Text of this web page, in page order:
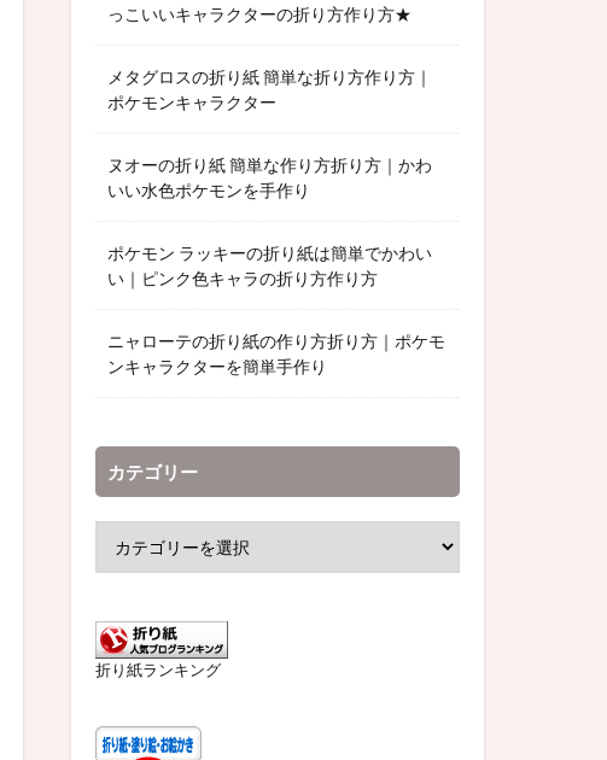
っこいいキャラクターの折り方作り方★
メタグロスの折り紙 簡単な折り方作り方｜
ポケモンキャラクター
ヌオーの折り紙 簡単な作り方折り方｜かわ
いい水色ポケモンを手作り
ポケモン ラッキーの折り紙は簡単でかわい
い｜ピンク色キャラの折り方作り方
ニャローテの折り紙の作り方折り方｜ポケモ
ンキャラクターを簡単手作り
カテゴリー
折り紙ランキング